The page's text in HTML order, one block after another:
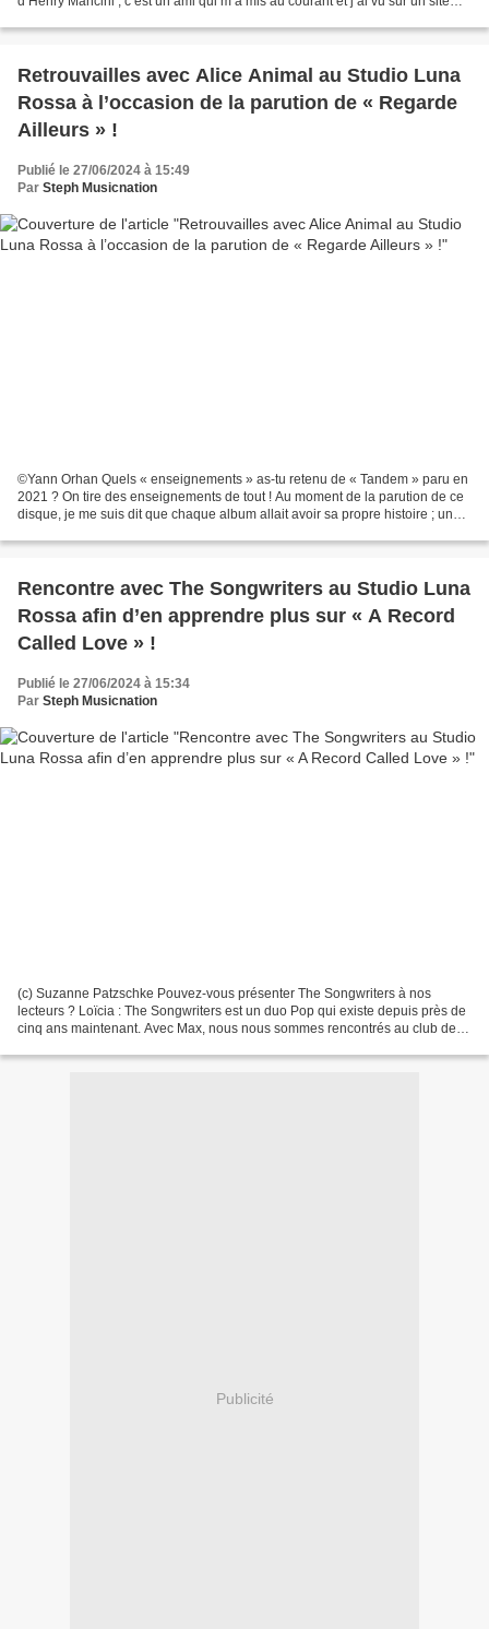
Retrouvailles avec Alice Animal au Studio Luna
Rossa à l’occasion de la parution de « Regarde
Ailleurs » !
Publié le 27/06/2024 à 15:49
Par Steph Musicnation
©Yann Orhan Quels « enseignements » as-tu retenu de « Tandem » paru en
2021 ? On tire des enseignements de tout ! Au moment de la parution de ce
disque, je me suis dit que chaque album allait avoir sa propre histoire ; une
Rencontre avec The Songwriters au Studio Luna
Rossa afin d’en apprendre plus sur « A Record
Called Love » !
Publié le 27/06/2024 à 15:34
Par Steph Musicnation
(c) Suzanne Patzschke Pouvez-vous présenter The Songwriters à nos
lecteurs ? Loïcia : The Songwriters est un duo Pop qui existe depuis près de
cinq ans maintenant. Avec Max, nous nous sommes rencontrés au club de
Publicité